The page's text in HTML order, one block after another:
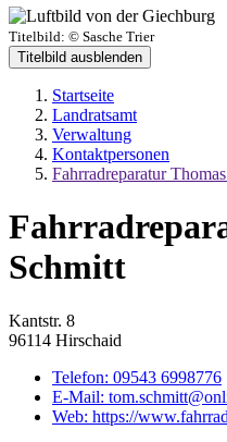
Titelbild: © Sasche Trier
Titelbild ausblenden
Startseite
Landratsamt
Verwaltung
Kontaktpersonen
Fahrradreparatur
Schmitt
Kantstr. 8
96114 Hirschaid
Telefon: 09543 6998776
E-Mail:
Web: https://